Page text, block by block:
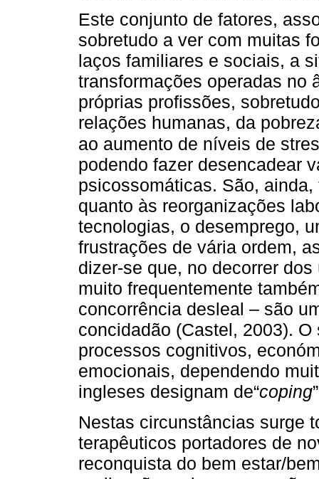
Este conjunto de fatores,
sobretudo a ver com muitas
laços familiares e sociais, a
transformações operadas no
próprias profissões,
relações humanas, da
ao aumento de níveis de
podendo fazer desencadear
psicossomáticas. São,
quanto às reorganizações
tecnologias, o desemprego,
frustrações de vária ordem,
dizer-se que, no decorrer
muito frequentemente
concorrência desleal – são
concidadão (Castel, 2003).
processos cognitivos,
emocionais, dependendo
ingleses designam de“coping
Nestas circunstâncias surge
terapêuticos portadores de
reconquista do bem estar/